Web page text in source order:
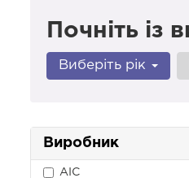
Почніть із
Виберіть рік
Виробник
AIC